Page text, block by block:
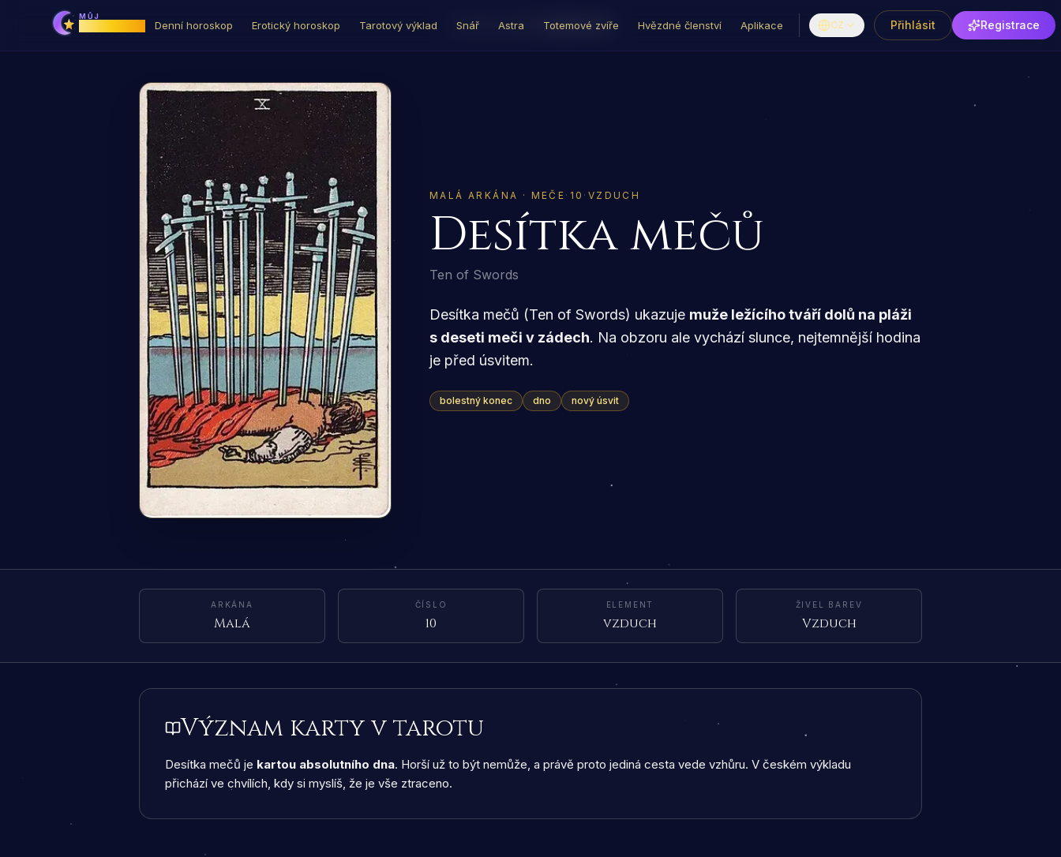
MŮJ
Denní horoskop Erotický horoskop Tarotový výklad Snář Astra Totemové zvíře Hvězdné členství Aplikace CZ Přihlásit Registrace
Domů Tarot výklad ›Desítka mečů
MALÁ ARKÁNA · MEČE · 10 · VZDUCH
Desítka mečů
Ten of Swords
Desítka mečů (Ten of Swords) ukazuje muže ležícího tváří dolů na pláži
s deseti meči v zádech. Na obzoru ale vychází slunce, nejtemnější hodina
je před úsvitem.
bolestný konec dno nový úsvit
ARKÁNA
Malá
ČÍSLO
10
ELEMENT
vzduch
ŽIVEL BAREV
Vzduch
Význam karty v tarotu
Desítka mečů je kartou absolutního dna. Horší už to být nemůže, a právě proto jediná cesta vede vzhůru. V českém výkladu
přichází ve chvílích, kdy si myslíš, že je vše ztraceno.